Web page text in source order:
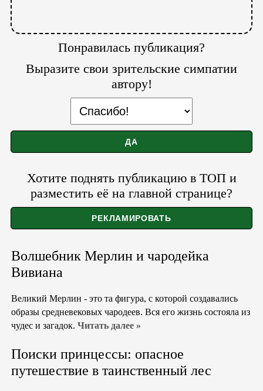
Понравилась публикация?
Выразите свои зрительские симпатии
автору!
Хотите поднять публикацию в ТОП и
разместить её на главной странице?
Волшебник Мерлин и чародейка
Вивиана
Великий Мерлин - это та фигура, с которой создавались
образы средневековых чародеев. Вся его жизнь состояла из
чудес и загадок. Читать далее »
Поиски принцессы: опасное
путешествие в таинственный лес